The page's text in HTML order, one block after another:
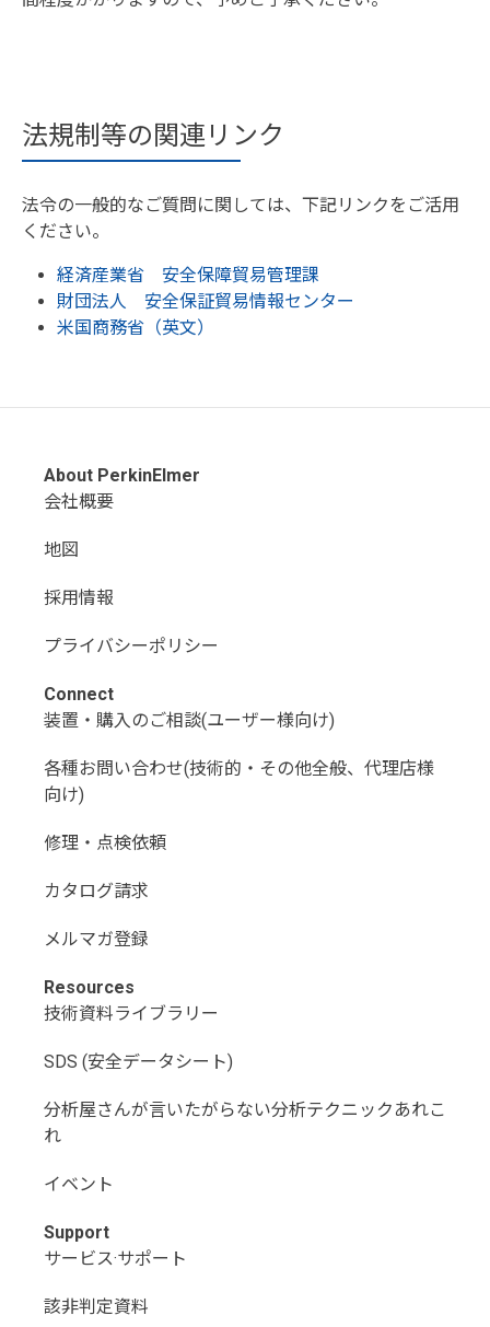
法規制等の関連リンク
法令の一般的なご質問に関しては、下記リンクをご活用
ください。
経済産業省 安全保障貿易管理課
財団法人 安全保証貿易情報センター
米国商務省（英文）
About PerkinElmer
会社概要
地図
採用情報
プライバシーポリシー
Connect
装置・購入のご相談(ユーザー様向け)
各種お問い合わせ(技術的・その他全般、代理店様
向け)
修理・点検依頼
カタログ請求
メルマガ登録
Resources
技術資料ライブラリー
SDS (安全データシート)
分析屋さんが言いたがらない分析テクニックあれこ
れ
イベント
Support
サービス·サポート
該非判定資料